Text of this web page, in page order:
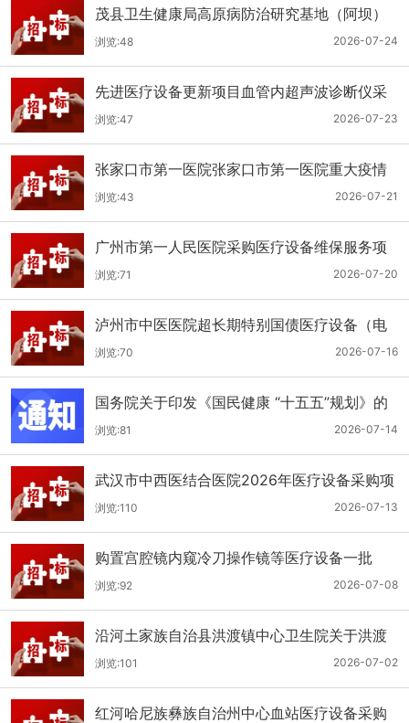
茂县卫生健康局高原病防治研究基地（阿坝）
手术、急救及生命支持类医疗设备购置项目招
标公告
2026-07-24
浏览:48
先进医疗设备更新项目血管内超声波诊断仪采
购（三次）公开招标公告
2026-07-23
浏览:47
张家口市第一医院张家口市第一医院重大疫情
救治基地手术室及重症监护室医疗设备采购项
目更正公告
2026-07-21
浏览:43
广州市第一人民医院采购医疗设备维保服务项
目（2026年第1批）(二次)（项目编号：GZSY-
2026FW-06）采购更正公告
2026-07-20
浏览:71
泸州市中医医院超长期特别国债医疗设备（电
子胃肠镜系统）采购更正公告（第二次）2026-07-16
浏览:70
国务院关于印发《国民健康 “十五五”规划》的
通知
2026-07-14
浏览:81
武汉市中西医结合医院2026年医疗设备采购项
目四公开招标公告
2026-07-13
浏览:110
购置宫腔镜内窥冷刀操作镜等医疗设备一批
（双盲+远程异地+分散）
2026-07-08
浏览:92
沿河土家族自治县洪渡镇中心卫生院关于洪渡
镇中心卫生院县域医疗次中心医疗设备采购项
目的公开招标公告
2026-07-02
浏览:101
红河哈尼族彝族自治州中心血站医疗设备采购